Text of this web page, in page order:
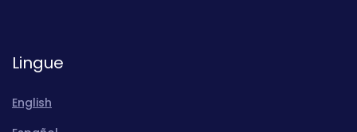
Lingue
English